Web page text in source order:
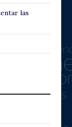
las